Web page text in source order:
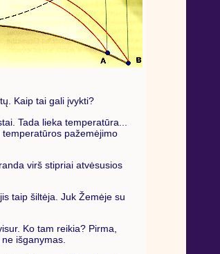
Kaip tai gali įvykti?
Tada lieka temperatūra...
pažemėjimo
virš stipriai atvėsusios
taip šiltėja. Juk Žemėje su
Ko tam reikia? Pirma,
išganymas.